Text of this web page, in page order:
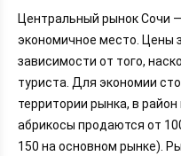
Центральный рынок Сочи
экономичное место. Цены
зависимости от того,
туриста. Для экономии
территории рынка, в
абрикосы продаются от
150 на основном рынке).